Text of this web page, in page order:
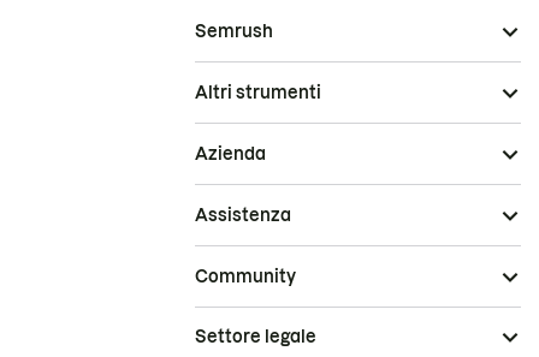
Semrush
Altri strumenti
Azienda
Assistenza
Community
Settore legale